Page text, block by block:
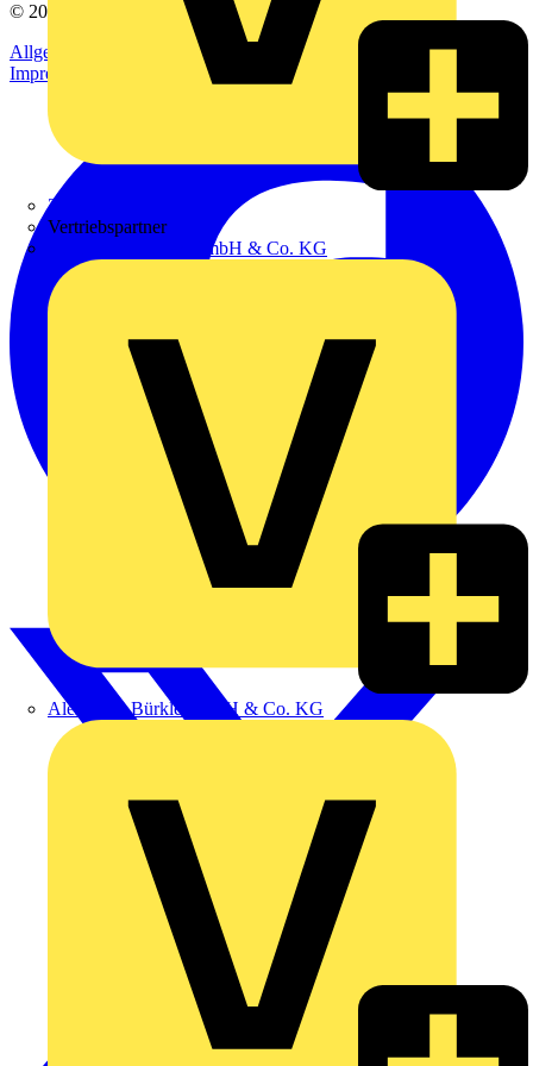
Zumtobel
Vertriebspartner
Adalbert Zajadacz GmbH & Co. KG
Alexander Bürkle GmbH & Co. KG
© 2002-
Voltimum
Allgemeine Geschäftsbedingungen
Datenschutzerklärung
Impressum